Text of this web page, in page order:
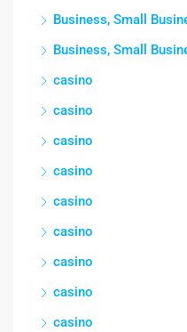
Business, Small
Business, Small
casino
casino
casino
casino
casino
casino
casino
casino
casino